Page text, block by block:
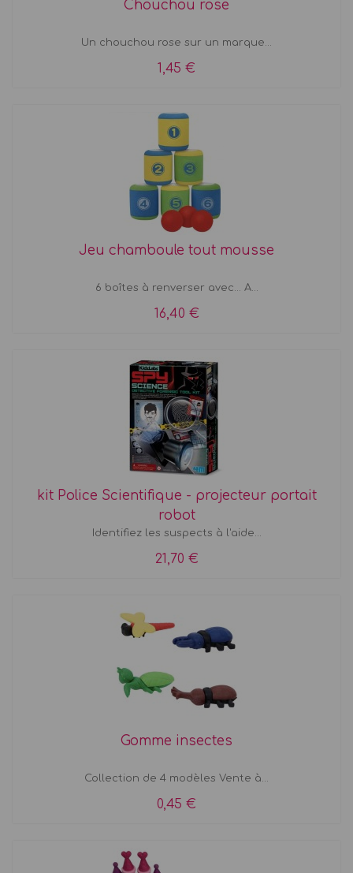
Chouchou rose
Un chouchou rose sur un marque...
1,45 €
Jeu chamboule tout mousse
6 boîtes à renverser avec... A...
16,40 €
kit Police Scientifique - projecteur portait
robot
Identifiez les suspects à l'aide...
21,70 €
Gomme insectes
Collection de 4 modèles Vente à...
0,45 €